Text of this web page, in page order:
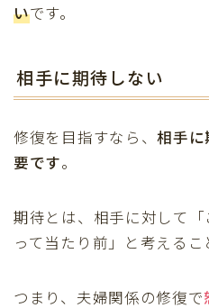
いです。
相手に期待しない
修復を目指すなら、相手
要です。
期待とは、相手に対して
って当たり前」と考えるこ
つまり、夫婦関係の修復で